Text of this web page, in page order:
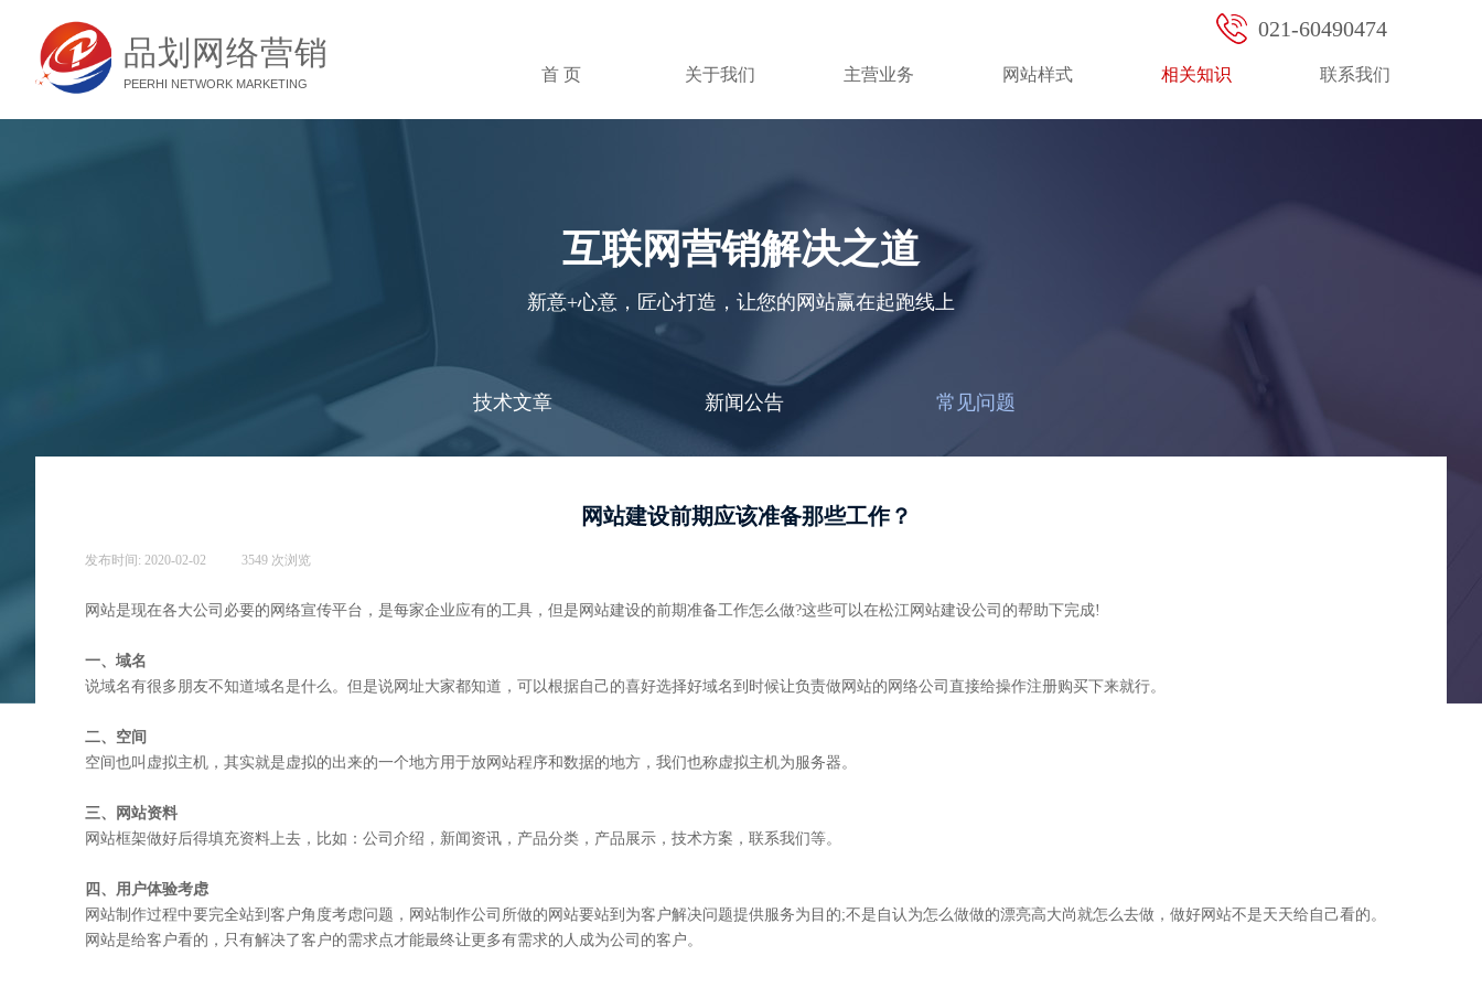
首 页 关于我们 主营业务 网站样式 相关知识 联系我们
PEERHI NETWORK MARKETING
品划网络营销
021-60490474
网站建设前期应该准备那些工作？
发布时间: 2020-02-02 3549 次浏览
网站是现在各大公司必要的网络宣传平台，是每家企业应有的工具，但是网站建设的前期准备工作怎么做?这些可以在松江网站建设公司的帮助下完成!
一、域名
说域名有很多朋友不知道域名是什么。但是说网址大家都知道，可以根据自己的喜好选择好域名到时候让负责做网站的网络公司直接给操作注册购买下来就行。
二、空间
空间也叫虚拟主机，其实就是虚拟的出来的一个地方用于放网站程序和数据的地方，我们也称虚拟主机为服务器。
三、网站资料
网站框架做好后得填充资料上去，比如：公司介绍，新闻资讯，产品分类，产品展示，技术方案，联系我们等。
四、用户体验考虑
网站制作过程中要完全站到客户角度考虑问题，网站制作公司所做的网站要站到为客户解决问题提供服务为目的;不是自认为怎么做做的漂亮高大尚就怎么去做，做好网站不是天天给自己看的。
网站是给客户看的，只有解决了客户的需求点才能最终让更多有需求的人成为公司的客户。
互联网营销解决之道
新意+心意，匠心打造，让您的网站赢在起跑线上
技术文章 新闻公告 常见问题